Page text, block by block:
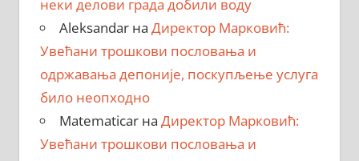
неки делови града добили воду
Aleksandarна Директор Марковић:
Увећани трошкови пословања и
одржавања депоније, поскупљење услуга
било неопходно
Matematicarна Директор Марковић:
Увећани трошкови пословања и